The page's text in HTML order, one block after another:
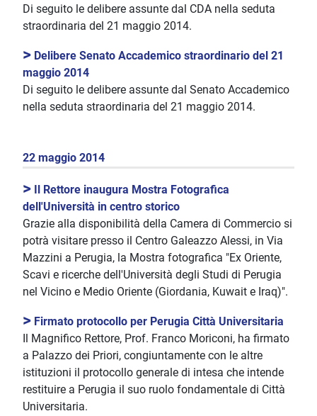
Di seguito le delibere assunte dal CDA nella seduta
straordinaria del 21 maggio 2014.
> Delibere Senato Accademico straordinario del 21
maggio 2014
Di seguito le delibere assunte dal Senato Accademico
nella seduta straordinaria del 21 maggio 2014.
22 maggio 2014
>
Il Rettore inaugura Mostra Fotografica
dell'Università in centro storico
Grazie alla disponibilità della Camera di Commercio si
potrà visitare presso il Centro Galeazzo Alessi, in Via
Mazzini a Perugia, la Mostra fotografica "Ex Oriente,
Scavi e ricerche dell'Università degli Studi di Perugia
nel Vicino e Medio Oriente (Giordania, Kuwait e Iraq)".
> Firmato protocollo per Perugia Città Universitaria
Il Magnifico Rettore, Prof. Franco Moriconi, ha firmato
a Palazzo dei Priori, congiuntamente con le altre
istituzioni il protocollo generale di intesa che intende
restituire a Perugia il suo ruolo fondamentale di Città
Universitaria.